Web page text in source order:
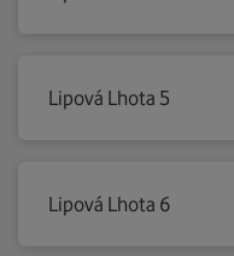
Lipová Lhota 5
Lipová Lhota 6